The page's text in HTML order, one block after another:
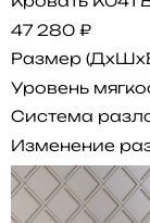
47 280 ₽
Размер
Уровень
Система
Изменение